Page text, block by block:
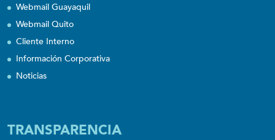
Webmail Guayaquil
Webmail Quito
Cliente Interno
Información Corporativa
Noticias
TRANSPARENCIA